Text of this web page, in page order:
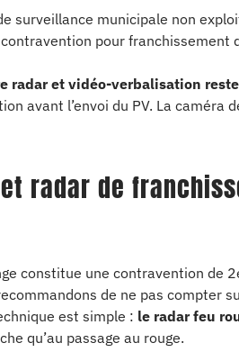
surveillance municipale non
pour franchissement
radar et vidéo-verbalisation
avant l’envoi du PV. La
radar de
constitue une contravention de
de ne pas compter
est simple : le radar feu
qu’au passage au rouge.